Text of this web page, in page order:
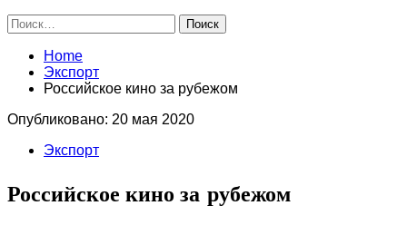
Найти:
Home
Экспорт
Российское кино за рубежом
Опубликовано: 20 мая 2020
Экспорт
Российское кино за рубежом